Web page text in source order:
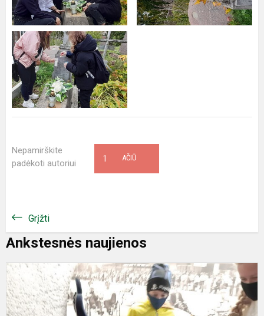
Nepamirškite
padėkoti autoriui
AČIŪ
1
Grįžti
Ankstesnės naujienos